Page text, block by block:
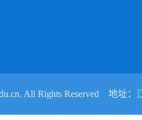
All Rights Reserved 地址